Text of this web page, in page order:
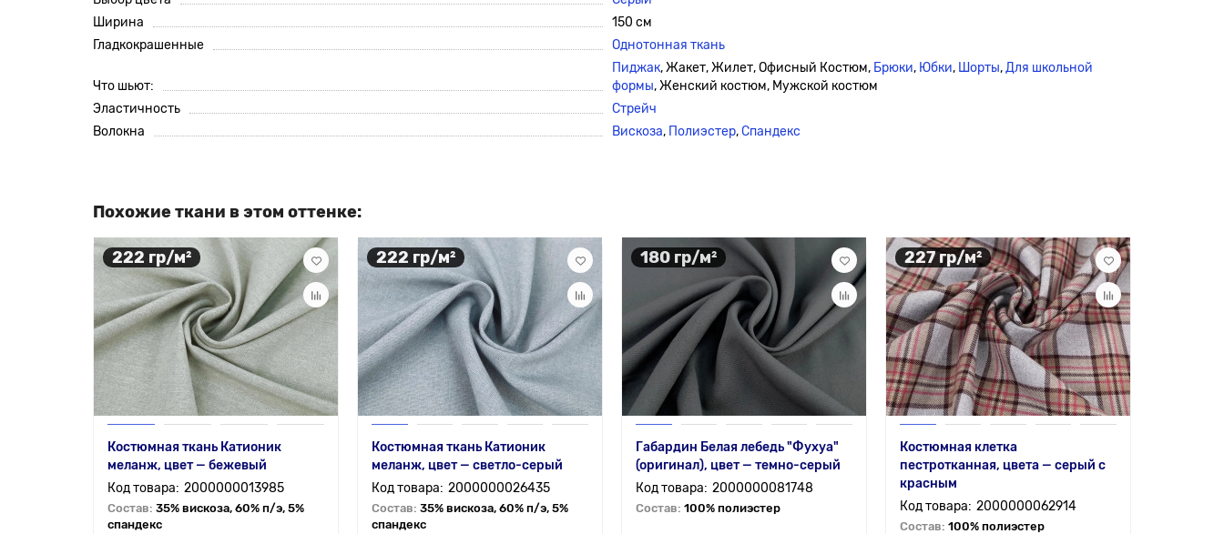
Ширина
150 см
Гладкокрашенные
Однотонная ткань
Что шьют:
Пиджак, Жакет, Жилет, Офисный Костюм, Брюки, Юбки, Шорты,Для школьной
формы, Женский костюм, Мужской костюм
Эластичность
Стрейч
Волокна
Вискоза, Полиэстер,Спандекс
Похожие ткани в этом оттенке:
222 гр/м²
Костюмная ткань Катионик
меланж, цвет — бежевый
2000000013985
Состав: 35% вискоза, 60% п/э, 5%
спандекс
222 гр/м²
Костюмная ткань Катионик
меланж, цвет — светло-серый
2000000026435
Состав: 35% вискоза, 60% п/э, 5%
спандекс
180 гр/м²
Габардин Белая лебедь "Фухуа"
(оригинал), цвет — темно-серый
2000000081748
Состав: 100% полиэстер
227 гр/м²
Костюмная клетка
пестротканная, цвета — серый с
красным
2000000062914
Состав: 100% полиэстер